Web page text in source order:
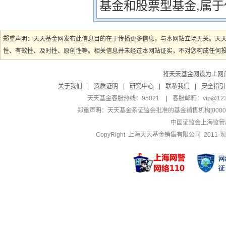
基金和股票型基金,属
郑重声明：天天基金网发布此信息目的在于传播更多信息，与本网站立场无关。
性、有效性、及时性、原创性等。相关信息并未经过本网站证实，不对您构成任
将天天基金网设为上网
关于我们
资质证明 研究中心 联系我们
安全指引
天天基金客服热线：95021
客服邮箱：
郑重声明：天天基金系证监会批准的基金销售机构
中国证监会上海监
CopyRight 上海天天基金销售有限公司 2011-